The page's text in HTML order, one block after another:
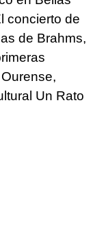
concierto de
de Brahms,
Un Rato